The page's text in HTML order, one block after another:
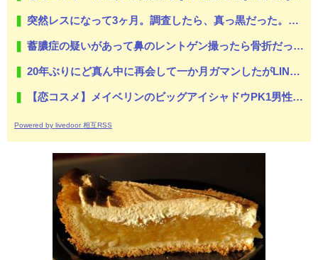
突然レスになって3ヶ月。調査したら、真っ黒だった。もし嫁が目を覚ますならと、少しは再構築もと考えたが八メ撮りの写メを何枚も見て無理だと悟った。だから俺は嫁と間男に制裁を…
蓄膿症の疑いがあって鼻のレントゲン撮ったら骨折だった。そういや幼稚園の頃顔面着地したことがあったが、 母ちゃん当時気づかなかったのかよ・・・
20年ぶりにど真ん中に再会して一か月ガマンしたがLINEで「たまに二人で昔話ができる友達になろう」的なメッセ送信した。昨日まで既読無視
【恋コスメ】メイベリンのビッグアイシャドウPK1男性からの評判めちゃくちゃ良い。
Powered by livedoor 相互RSS